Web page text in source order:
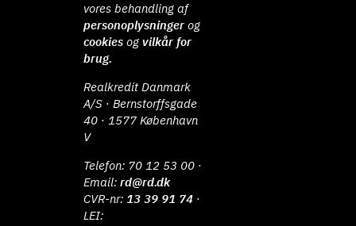
vores behandling af
personoplysninger og
cookies ogvilkår for
brug.
Realkredit Danmark
A/S · Bernstorffsgade
40 · 1577 København
V
Telefon: 70 12 53 00 ·
Email:rd@rd.dk
CVR-nr: 13 39 91 74 ·
LEI: